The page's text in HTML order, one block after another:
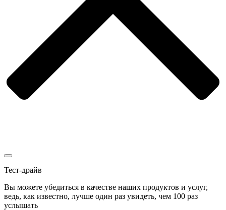
Тест-драйв
Вы можете убедиться в качестве наших продуктов и услуг,
ведь, как известно, лучше один раз увидеть, чем 100 раз
услышать